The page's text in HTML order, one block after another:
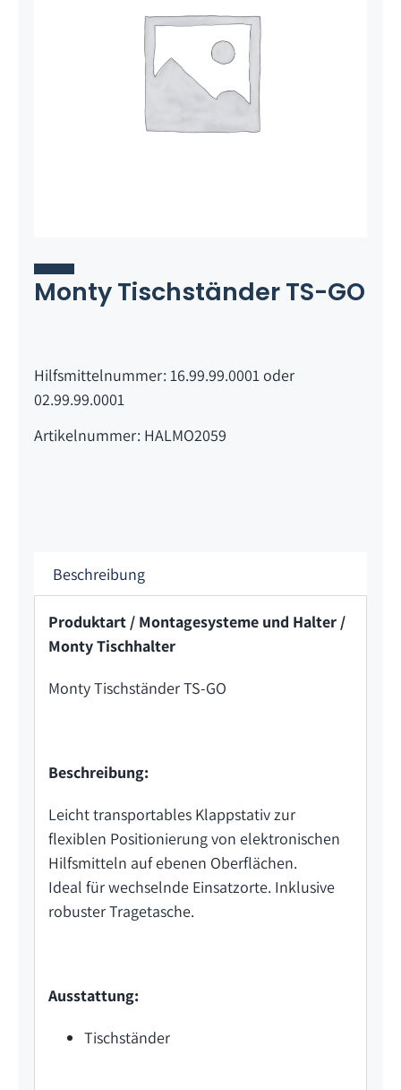
Monty Tischständer TS-GO
Hilfsmittelnummer: 16.99.99.0001 oder
02.99.99.0001
Artikelnummer: HALMO2059
Beschreibung
Produktart / Montagesysteme und Halter /
Monty Tischhalter
Monty Tischständer TS-GO
Beschreibung:
Leicht transportables Klappstativ zur
flexiblen Positionierung von elektronischen
Hilfsmitteln auf ebenen Oberflächen.
Ideal für wechselnde Einsatzorte. Inklusive
robuster Tragetasche.
Ausstattung:
Tischständer